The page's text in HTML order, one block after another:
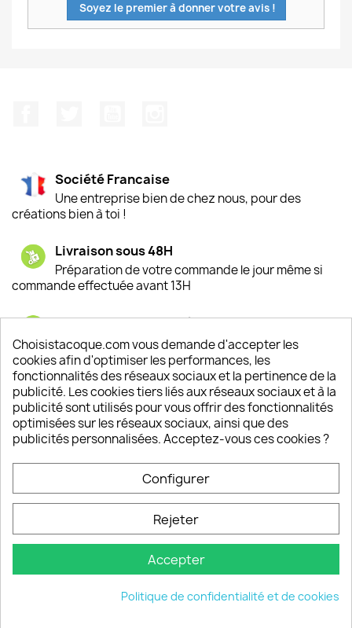
Soyez le premier à donner votre avis !
Société Francaise
Une entreprise bien de chez nous, pour des
créations bien à toi !
Livraison sous 48H
Préparation de votre commande le jour même si
commande effectuée avant 13H
Satisfaction de nos clients
Depuis 2009, entre 92% et 94% de nos clients
sont satisfaits de nos produits
Un SAV à votre écoute
Notre SAV est disponible 6/7J de 10h à 18H
keyboard_arrow_down
Choisistacoque.com vous demande d'accepter les
cookies afin d'optimiser les performances, les
fonctionnalités des réseaux sociaux et la pertinence de la
publicité. Les cookies tiers liés aux réseaux sociaux et à la
publicité sont utilisés pour vous offrir des fonctionnalités
optimisées sur les réseaux sociaux, ainsi que des
publicités personnalisées. Acceptez-vous ces cookies ?
Configurer
Rejeter
Accepter
Politique de confidentialité et de cookies